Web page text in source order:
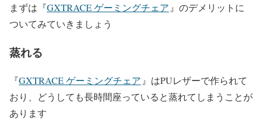
まずは『GXTRACE ゲーミングチェア 』のデメリットに
ついてみていきましょう
蒸れる
『GXTRACE ゲーミングチェア』はPUレザーで作られて
おり、どうしても長時間座っていると蒸れてしまうことが
あります